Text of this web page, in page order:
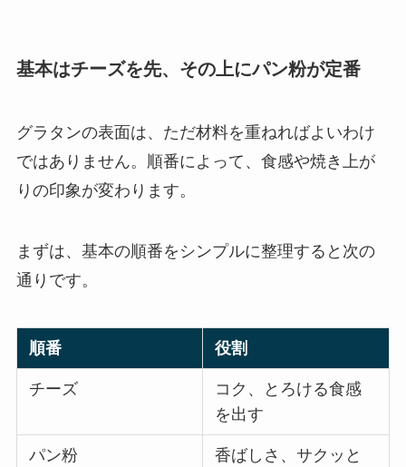
基本はチーズを先、その上にパン粉が定番
グラタンの表面は、ただ材料を重ねればよいわけ
ではありません。順番によって、食感や焼き上が
りの印象が変わります。
まずは、基本の順番をシンプルに整理すると次の
通りです。
順番 役割
チーズ
コク、とろける食感
を出す
パン粉 香ばしさ、サクッと